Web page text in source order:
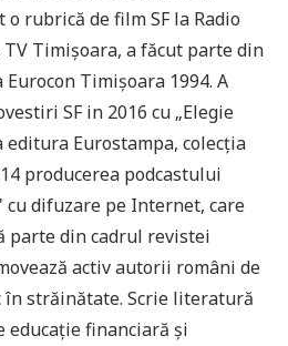
rubrică de film SF la Radio
Timișoara, a făcut parte din
Timișoara 1994. A
SF in 2016 cu „Elegie
Eurostampa, colecția
producerea podcastului
cu difuzare pe Internet, care
parte din cadrul revistei
activ autorii români de
în străinătate. Scrie literatură
educație financiară și